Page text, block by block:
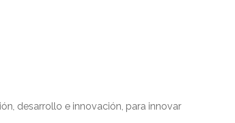
desarrollo e innovación, para innovar